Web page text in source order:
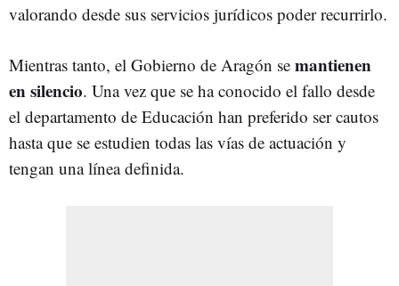
valorando desde sus servicios jurídicos poder recurrirlo.
Mientras tanto, el Gobierno de Aragón se mantienen
en silencio. Una vez que se ha conocido el fallo desde
el departamento de Educación han preferido ser cautos
hasta que se estudien todas las vías de actuación y
tengan una línea definida.